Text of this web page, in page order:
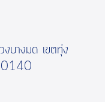
บางมด เขตทุ่ง